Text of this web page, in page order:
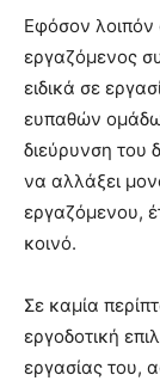
Εφόσον
εργαζόμενος
ειδικά σε
ευπαθών
διεύρυνση του
να αλλάξει
εργαζόμενου,
κοινό.
Σε καμία
εργοδοτική
εργασίας του,